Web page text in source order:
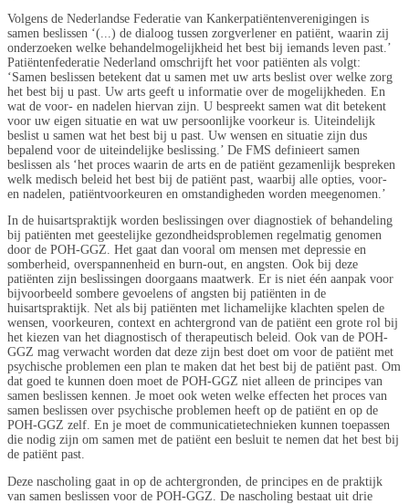
Volgens de Nederlandse Federatie van Kankerpatiëntenverenigingen is
samen beslissen ‘(...) de dialoog tussen zorgverlener en patiënt, waarin zij
onderzoeken welke behandelmogelijkheid het best bij iemands leven past.’
Patiëntenfederatie Nederland omschrijft het voor patiënten als volgt:
‘Samen beslissen betekent dat u samen met uw arts beslist over welke zorg
het best bij u past. Uw arts geeft u informatie over de mogelijkheden. En
wat de voor- en nadelen hiervan zijn. U bespreekt samen wat dit betekent
voor uw eigen situatie en wat uw persoonlijke voorkeur is. Uiteindelijk
beslist u samen wat het best bij u past. Uw wensen en situatie zijn dus
bepalend voor de uiteindelijke beslissing.’ De FMS definieert samen
beslissen als ‘het proces waarin de arts en de patiënt gezamenlijk bespreken
welk medisch beleid het best bij de patiënt past, waarbij alle opties, voor-
en nadelen, patiëntvoorkeuren en omstandigheden worden meegenomen.’
In de huisartspraktijk worden beslissingen over diagnostiek of behandeling
bij patiënten met geestelijke gezondheidsproblemen regelmatig genomen
door de POH-GGZ. Het gaat dan vooral om mensen met depressie en
somberheid, overspannenheid en burn-out, en angsten. Ook bij deze
patiënten zijn beslissingen doorgaans maatwerk. Er is niet één aanpak voor
bijvoorbeeld sombere gevoelens of angsten bij patiënten in de
huisartspraktijk. Net als bij patiënten met lichamelijke klachten spelen de
wensen, voorkeuren, context en achtergrond van de patiënt een grote rol bij
het kiezen van het diagnostisch of therapeutisch beleid. Ook van de POH-
GGZ mag verwacht worden dat deze zijn best doet om voor de patiënt met
psychische problemen een plan te maken dat het best bij de patiënt past. Om
dat goed te kunnen doen moet de POH-GGZ niet alleen de principes van
samen beslissen kennen. Je moet ook weten welke effecten het proces van
samen beslissen over psychische problemen heeft op de patiënt en op de
POH-GGZ zelf. En je moet de communicatietechnieken kunnen toepassen
die nodig zijn om samen met de patiënt een besluit te nemen dat het best bij
de patiënt past.
Deze nascholing gaat in op de achtergronden, de principes en de praktijk
van samen beslissen voor de POH-GGZ. De nascholing bestaat uit drie